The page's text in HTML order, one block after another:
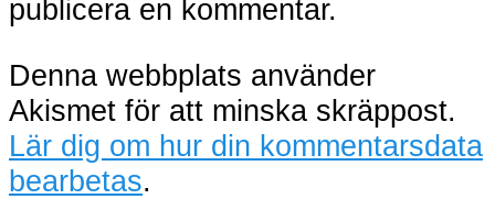
publicera en kommentar.
Denna webbplats använder
Akismet för att minska skräppost.
Lär dig om hur din kommentarsdata
bearbetas.